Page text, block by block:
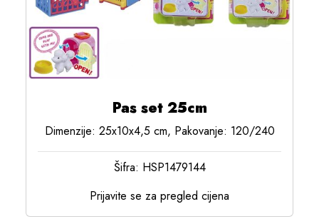
Pas set 25cm
Dimenzije: 25x10x4,5 cm, Pakovanje: 120/240
Šifra: HSP1479144
Prijavite se za pregled cijena